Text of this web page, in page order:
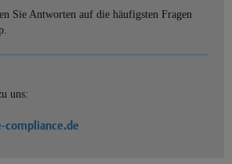
Sie Antworten auf die häufigsten Fragen
uns:
compliance.de